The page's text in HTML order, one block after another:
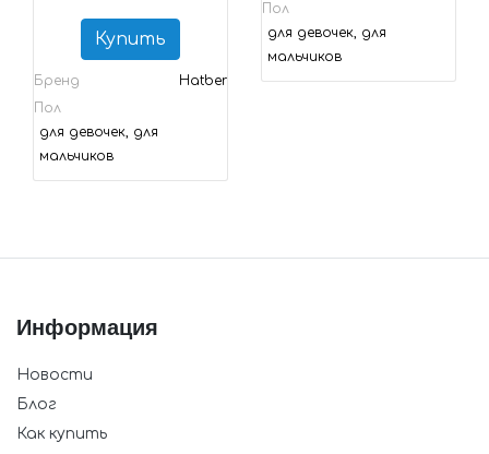
Купить
Бренд
Hatber
Пол
для девочек, для
мальчиков
Пол
для девочек, для
мальчиков
Информация
Новости
Блог
Как купить